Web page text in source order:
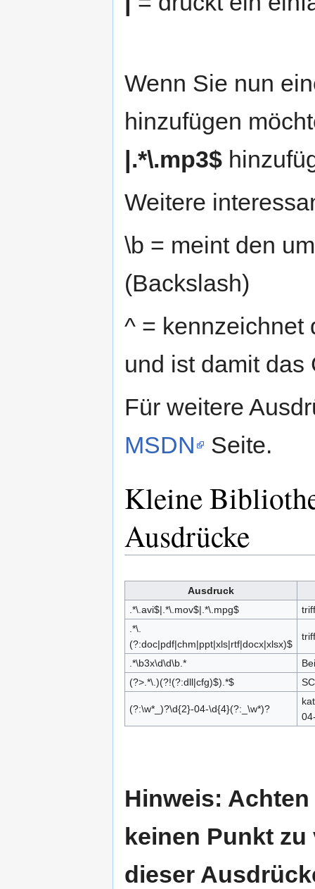
Wenn Sie nun
hinzufügen
|.*\.mp3$
Weitere
\b = meint den
(Backslash)
^ = kennzeichnet
und ist damit das
Für weitere
MSDN
Seite.
Kleine
Ausdrücke
Ausdruck
.*\.avi$|.*\.mov$|.*\.mpg$
.*\.
(?:doc|pdf|chm|ppt|xls|rtf|docx|xlsx)$
.*\b3x\d\d\b.*
(?>.*\.)(?!(?:dll|cfg)$).*$
(?:\w*_)?\d{2}-04-\d{4}(?:_\w*)?
Hinweis:
keinen Punkt
dieser